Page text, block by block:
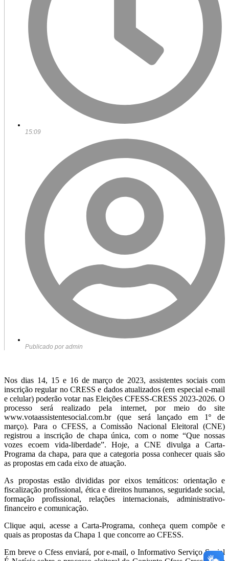
15:09
Publicado poradmin
Nos dias 14, 15 e 16 de março de 2023, assistentes sociais com
inscrição regular no CRESS e dados atualizados (em especial e-mail
e celular) poderão votar nas Eleições CFESS-CRESS 2023-2026. O
processo será realizado pela internet, por meio do site
www.votaassistentesocial.com.br (que será lançado em 1º de
março). Para o CFESS, a Comissão Nacional Eleitoral (CNE)
registrou a inscrição de chapa única, com o nome “Que nossas
vozes ecoem vida-liberdade”. Hoje, a CNE divulga a Carta-
Programa da chapa, para que a categoria possa conhecer quais são
as propostas em cada eixo de atuação.
As propostas estão divididas por eixos temáticos: orientação e
fiscalização profissional, ética e direitos humanos, seguridade social,
formação profissional, relações internacionais, administrativo-
financeiro e comunicação.
Clique aqui, acesse a Carta-Programa, conheça quem compõe e
quais as propostas da Chapa 1 que concorre ao CFESS.
Em breve o Cfess enviará, por e-mail, o Informativo Serviço Social